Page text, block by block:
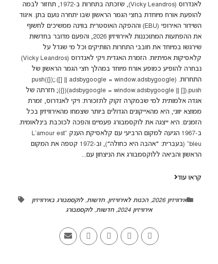
לאנדרוס (Vicky Leandros), שזכתה בתחרות ב-1972, תחזור לבמה
להופעת אורח מיוחדת בחצי הגמר הראשון שבו יתחרה נועם בתן. איגוד
השידור האירופי (EBU) וההפקה האוסטרית בווינה ממשיכים לחשוף
את ההפתעות המתוכננות לאירוויזיון 2026, והפעם מדובר בחדשות
שירגשו במיוחד את חובבי התחרות הוותיקים וכל מי שגדל על
קלאסיקות אמיתיות. הזמרת האגדית ויקי לאנדרוס (Vicky Leandros)
נבחרה להופיע כמופע אורח מיוחד במהלך חצי הגמר הראשון של
התחרות. (adsbygoogle = window.adsbygoogle || []).push({});
(adsbygoogle = window.adsbygoogle || []).push({}); חזרתה של
אגדה אלמותית למי שבמקרה זקוק לתזכורת: ויקי לאנדרוס, זמרת
ממוצא יווני, היא מהאייקונים הגדולים ביותר שצמחו מהאירוויזיון בכל
הזמנים. היא ייצגה את לוקסמבורג פעמיים והפכה לכוכבת בינלאומית.
ב-1967 הגיעה למקום הרביעי עם קלאסיקת הענק "L'amour est
bleu" (בעברית: ״אהבה היא כחולה״), וב-1972 קטפה את המקום
הראשון והביאה ללוקסמבורג את הניצחון עם...
קראו עוד
אירוויזיון 2026 ,הכנות לאירוויזיון,חדשות,לוקסמבורג באירוויזיון
אירוויזיון 2024
,חדשות,לוקסמבורג